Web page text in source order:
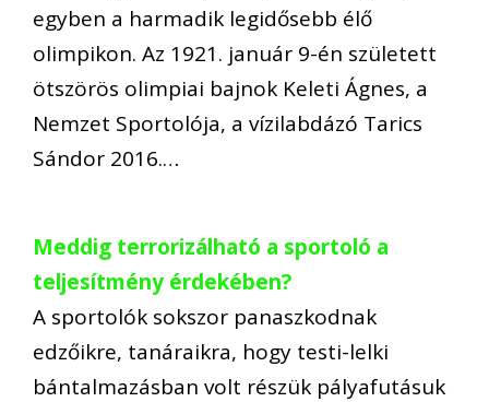
egyben a harmadik legidősebb élő
olimpikon. Az 1921. január 9-én született
ötszörös olimpiai bajnok Keleti Ágnes, a
Nemzet Sportolója, a vízilabdázó Tarics
Sándor 2016.…
Meddig terrorizálható a sportoló a
teljesítmény érdekében?
A sportolók sokszor panaszkodnak
edzőikre, tanáraikra, hogy testi-lelki
bántalmazásban volt részük pályafutásuk